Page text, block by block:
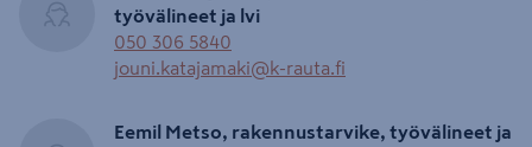
työvälineet ja lvi
050 306 5840
jouni.katajamaki@k-rauta.fi
Eemil Metso, rakennustarvike, työvälineet ja